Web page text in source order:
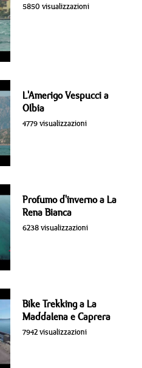
5850 visualizzazioni
L'Amerigo Vespucci a
Olbia
4779 visualizzazioni
Profumo d'inverno a La
Rena Bianca
6238 visualizzazioni
Bike Trekking a La
Maddalena e Caprera
7942 visualizzazioni